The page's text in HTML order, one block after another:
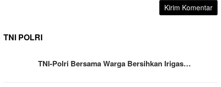
TNI POLRI
TNI-Polri Bersama Warga Bersihkan Irigas…